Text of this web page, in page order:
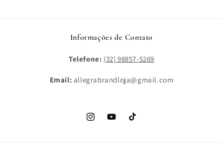
Informações de Contato
Telefone: (32) 98857-5269
Email: allegrabrandloja@gmail.com
InstagramYouTubeTikTok